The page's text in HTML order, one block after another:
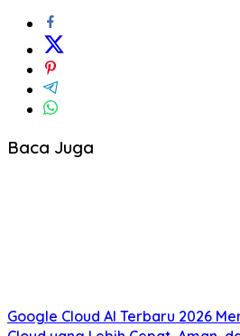
Baca Juga
Google Cloud AI Terbaru 2026